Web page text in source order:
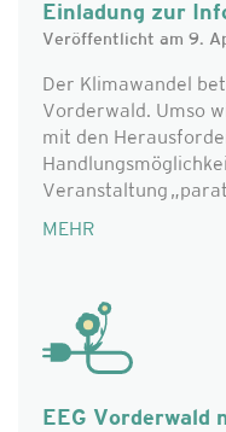
Einladung zur
Veröffentlicht am 9.
Der Klimawandel
Vorderwald. Umso
mit den
Veranstaltung
MEHR
EEG Vorderwald